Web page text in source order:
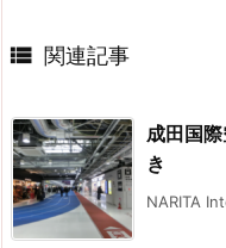
 関連記事
成田国
き
NARITA